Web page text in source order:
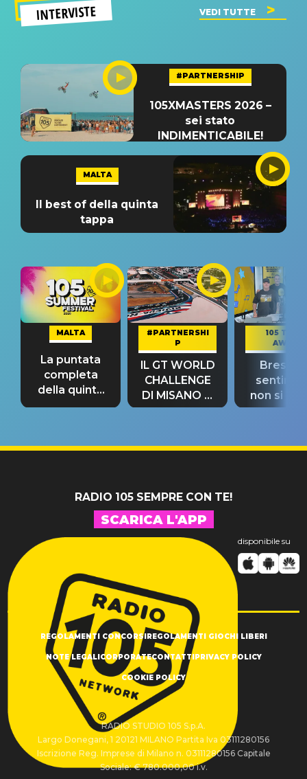
INTERVISTE VEDI TUTTE
#PARTNERSHIP
105XMASTERS 2026 –
sei stato
INDIMENTICABILE!
MALTA
Il best of della quinta
tappa
MALTA
La puntata
completa
della quinta
tappa
#PARTNERSHI
P
IL GT WORLD
CHALLENGE
DI MISANO si
riconferma
105 TAKE
AWAY
Bresh:
non si
fino alla
RADIO 105 SEMPRE CON TE!
SCARICA L'APP
disponibile su
REGOLAMENTI CONCORSI REGOLAMENTI GIOCHI LIBERI
NOTE LEGALI CORPORATECONTATTI PRIVACY POLICY
COOKIE POLICY
RADIO STUDIO 105 S.p.A.
Largo Donegani, 1 20121 MILANO Partita Iva 03111280156
Iscrizione Reg. Imprese di Milano n. 03111280156 Capitale
Sociale: € 780.000,00 i.v.